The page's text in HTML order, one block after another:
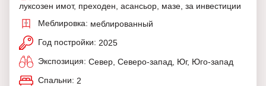
луксозен имот, преходен, асансьор, мазе, за инвестиции
Меблировка: меблированный
Год постройки: 2025
Экспозиция: Север, Северо-запад, Юг, Юго-запад
Спальни: 2